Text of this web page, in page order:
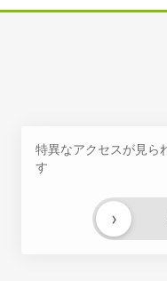
特異なアクセスが見ら
す
›